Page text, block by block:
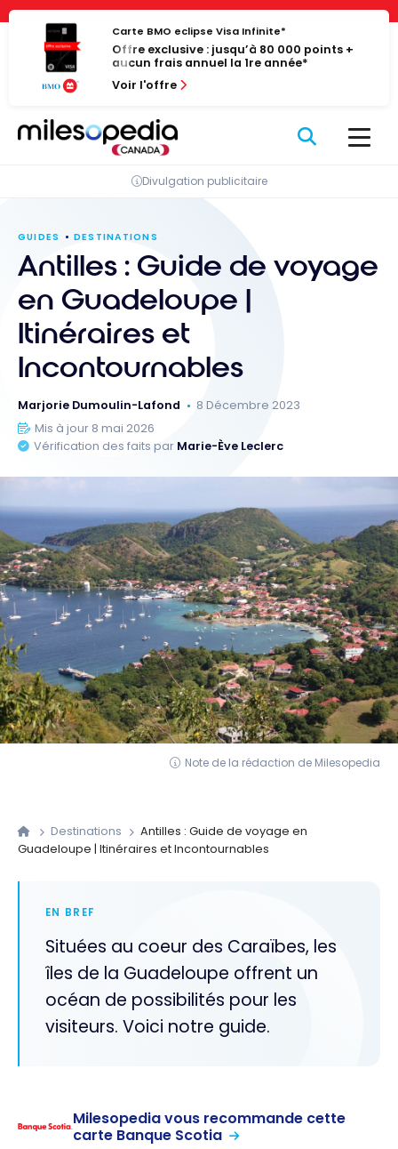
Panneau de gestion des cookies
Passer
contenu
Carte BMO eclipse Visa Infinite*
Offre exclusive : jusqu’à 80 000 points +
aucun frais annuel la 1re année*
Voir l'offre
Divulgation publicitaire
GUIDES DESTINATIONS
Antilles : Guide de voyage
en Guadeloupe |
Itinéraires et
Incontournables
Marjorie Dumoulin-Lafond
8 Décembre 2023
Mis à jour 8 mai 2026
Vérification des faits par Marie-Ève Leclerc
Note de la rédaction de Milesopedia
Destinations
Antilles : Guide de voyage en
Guadeloupe | Itinéraires et Incontournables
EN BREF
Situées au coeur des Caraïbes, les
îles de la Guadeloupe offrent un
océan de possibilités pour les
visiteurs. Voici notre guide.
Milesopedia vous recommande cette
carte Banque Scotia